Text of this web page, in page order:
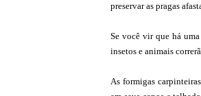
preservar as pragas
Se você vir que há
insetos e animais
As formigas